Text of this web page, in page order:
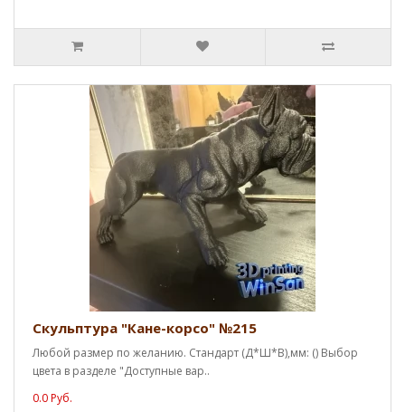
Скульптура "Кане-корсо" №215
Любой размер по желанию. Стандарт (Д*Ш*В),мм: () Выбор
цвета в разделе "Доступные вар..
0.0 Руб.